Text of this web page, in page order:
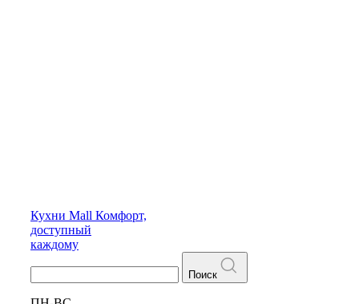
Кухни Mall Комфорт,
доступный
каждому
Поиск